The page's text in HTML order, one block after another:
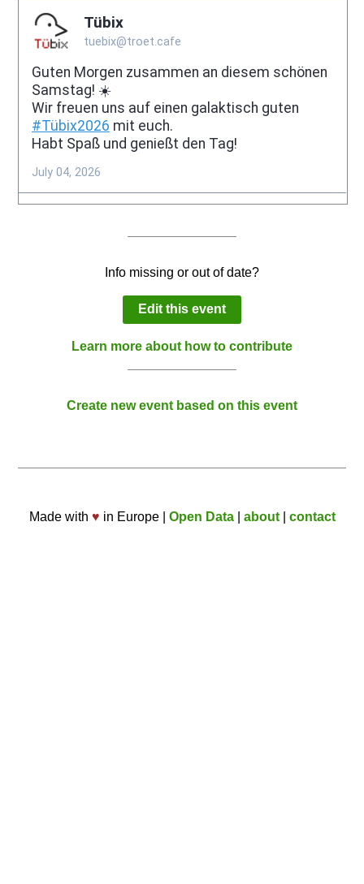
Info missing or out of date?
Edit this event
Learn more about how to contribute
Create new event based on this event
Made with ♥ in Europe | Open Data| about| contact